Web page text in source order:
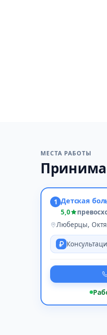
МЕСТА РАБОТЫ
1 Детская
5,0
Люберцы,